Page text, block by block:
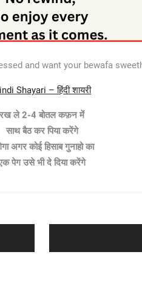
and want your bewafa
Shayari – हिंदी शायरी
रख ले 2-4 बोतल कफ़न में
साथ बैठ कर पिया करेंगे
अगर कोई हिसाब गुनाहो का
पेग उसे भी दे दिया करेंगे